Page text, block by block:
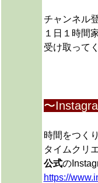
チャンネル
１日１時間
受け取って
〜
時間をつく
タイムクリ
公式の
https://